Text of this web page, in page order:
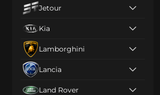
Jetour
Kia
Lamborghini
Lancia
Land Rover